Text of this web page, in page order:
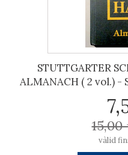
STUTTGARTER
ALMANACH ( 2 vol.)
vàlid